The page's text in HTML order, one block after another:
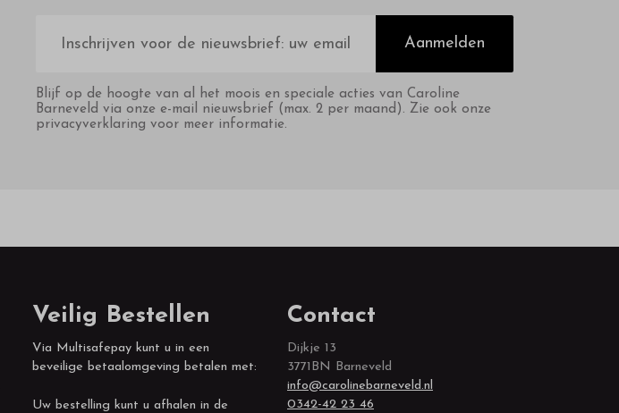
mailadres
Aanmelden
Blijf op de hoogte van al het moois en speciale acties van Caroline
Barneveld via onze e-mail nieuwsbrief (max. 2 per maand). Zie ook onze
privacyverklaring voor meer informatie.
Veilig Bestellen
Via Multisafepay kunt u in een
beveilige betaalomgeving betalen met:
Uw bestelling kunt u afhalen in de
Contact
Dijkje 13
3771BN Barneveld
info@carolinebarneveld.nl
0342-42 23 46